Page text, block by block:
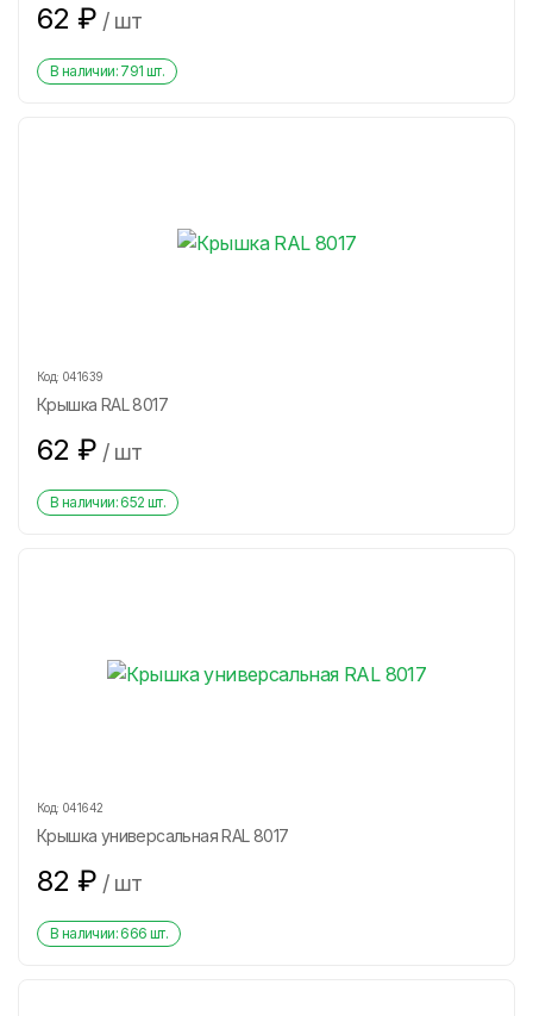
62 ₽ / шт
В наличии: 791 шт.
Код: 041639
Крышка RAL 8017
62 ₽ / шт
В наличии:652 шт.
Код: 041642
Крышка универсальная RAL 8017
82 ₽ / шт
В наличии:666 шт.